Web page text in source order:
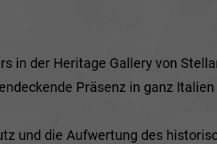
in der Heritage Gallery von
Präsenz in ganz
und die Aufwertung des